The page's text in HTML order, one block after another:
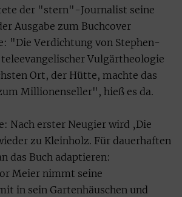
der "stern"-Journalist seine
Ausgabe zum Buchcover
"Die Verdichtung von Stephen-
Vulgärtheologie
Ort, der Hütte, machte das
Millionenseller", hieß es da.
Nach erster Neugier wird ‚Die
zu Kleinholz. Für dauerhaften
das Buch adaptieren:
Meier nimmt seine
in sein Gartenhäuschen und